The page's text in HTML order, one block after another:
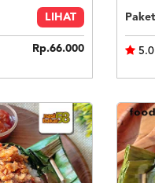
LIHAT
Rp.66.000 5.0